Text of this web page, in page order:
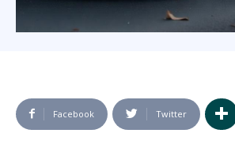
Facebook Twitter